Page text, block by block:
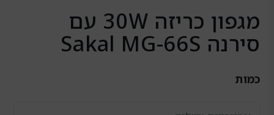
מגפון כריזה 30W עם
סירנה Sakal MG-66S
כמות